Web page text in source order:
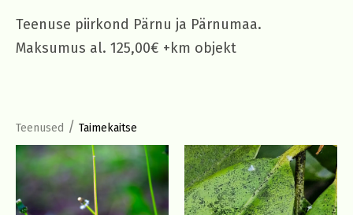
Teenuse piirkond Pärnu ja Pärnumaa.
Maksumus al. 125,00€ +km objekt
Teenused / Taimekaitse